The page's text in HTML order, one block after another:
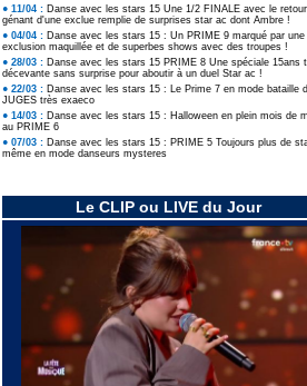
● 11/04 : Danse avec les stars 15 Une 1/2 FINALE avec le retour
génant d'une exclue remplie de surprises star ac dont Ambre !
● 04/04 : Danse avec les stars 15 : Un PRIME 9 marqué par une
exclusion maquillée et de superbes shows avec des troupes !
● 28/03 : Danse avec les stars 15 PRIME 8 Une spéciale 15ans
décevante sans surprise pour aboutir à un duel Star ac !
● 22/03 : Danse avec les stars 15 : Le Prime 7 en mode bataille
JUGES très exaeco
● 14/03 : Danse avec les stars 15 : Halloween en plein mois de
au PRIME 6
● 07/03 : Danse avec les stars 15 : PRIME 5 Toujours plus de
même en mode danseurs mysteres
Le CLIP ou LIVE du Jour